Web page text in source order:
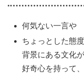
何気ない一言や
ちょっとした態
背景にある文化
好奇心を持って